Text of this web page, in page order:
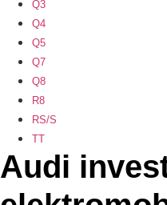
Q3
Q4
Q5
Q7
Q8
R8
RS/S
TT
Audi